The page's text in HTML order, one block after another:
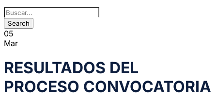
05
Mar
RESULTADOS DEL
PROCESO CONVOCATORIA